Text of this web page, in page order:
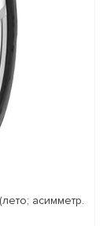
асимметр.